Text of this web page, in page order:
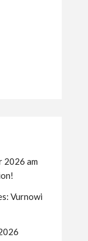
2026 am
Vurnowi